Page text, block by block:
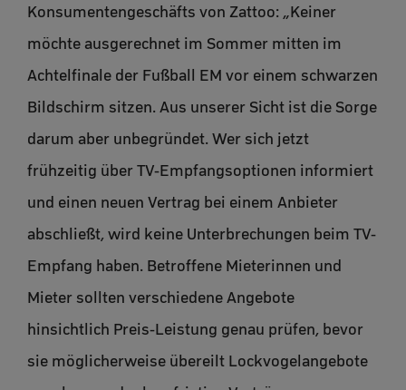
Konsumentengeschäfts von Zattoo: „Keiner
möchte ausgerechnet im Sommer mitten im
Achtelfinale der Fußball EM vor einem schwarzen
Bildschirm sitzen. Aus unserer Sicht ist die Sorge
darum aber unbegründet. Wer sich jetzt
frühzeitig über TV-Empfangsoptionen informiert
und einen neuen Vertrag bei einem Anbieter
abschließt, wird keine Unterbrechungen beim TV-
Empfang haben. Betroffene Mieterinnen und
Mieter sollten verschiedene Angebote
hinsichtlich Preis-Leistung genau prüfen, bevor
sie möglicherweise übereilt Lockvogelangebote